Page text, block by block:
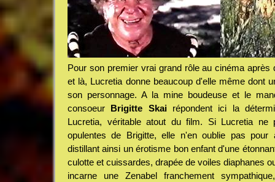
Pour son premier vrai grand rôle au cinéma après
et là, Lucretia donne beaucoup d'elle même dont
son personnage. A la mine boudeuse et le
consoeur Brigitte Skairépondent ici la
Lucretia, véritable atout du film. Si Lucretia ne
opulentes de Brigitte, elle n'en oublie pas pour
distillant ainsi un érotisme bon enfant d'une
culotte et cuissardes, drapée de voiles diaphanes
incarne une Zenabel franchement